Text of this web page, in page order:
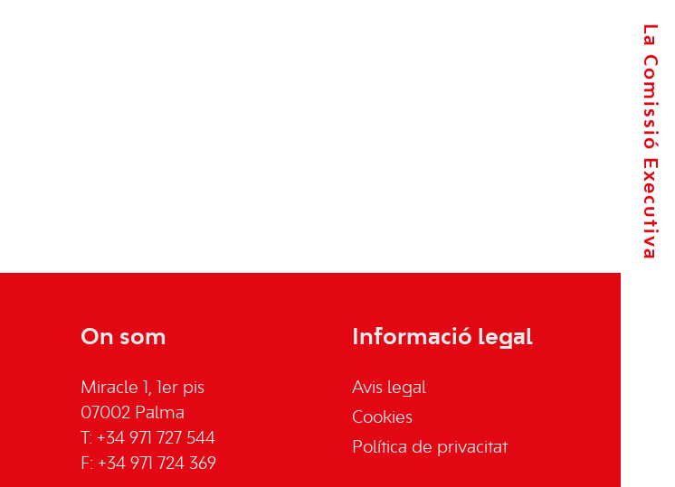
La Comissió Executiva
On som
Miracle 1, 1er pis
07002 Palma
T: +34 971 727 544
F: +34 971 724 369
Informació legal
Avis legal
Cookies
Política de privacitat